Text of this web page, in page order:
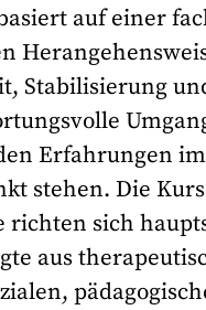
auf einer
Stabilisierung
Erfahrungen im
stehen. Die
richten sich
aus